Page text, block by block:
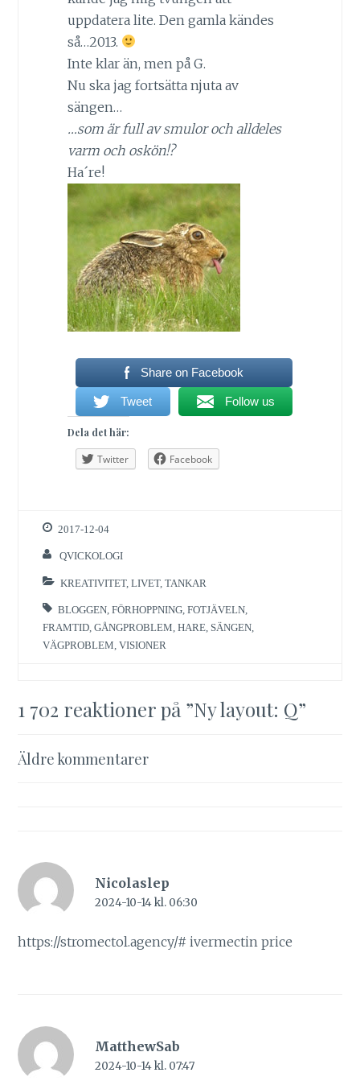
uppdatera lite. Den gamla kändes
så…2013.
Inte klar än, men på G.
Nu ska jag fortsätta njuta av
sängen…
…som är full av smulor och alldeles
varm och oskön!?
Ha´re!
Share on Facebook
Tweet Follow us
Dela det här:
Twitter Facebook
2017-12-04
QVICKOLOGI
KREATIVITET,LIVET,TANKAR
BLOGGEN ,FÖRHOPPNING ,FOTJÄVELN
FRAMTID ,GÅNGPROBLEM ,HARE SÄNGEN
VÄGPROBLEM ,VISIONER
1 702 reaktioner på ”Ny layout: Q”
Kommentarsnavigering
Äldre kommentarer
Nicolaslep
2024-10-14 kl. 06:30
https://stromectol.agency/# ivermectin price
MatthewSab
2024-10-14 kl. 07:47